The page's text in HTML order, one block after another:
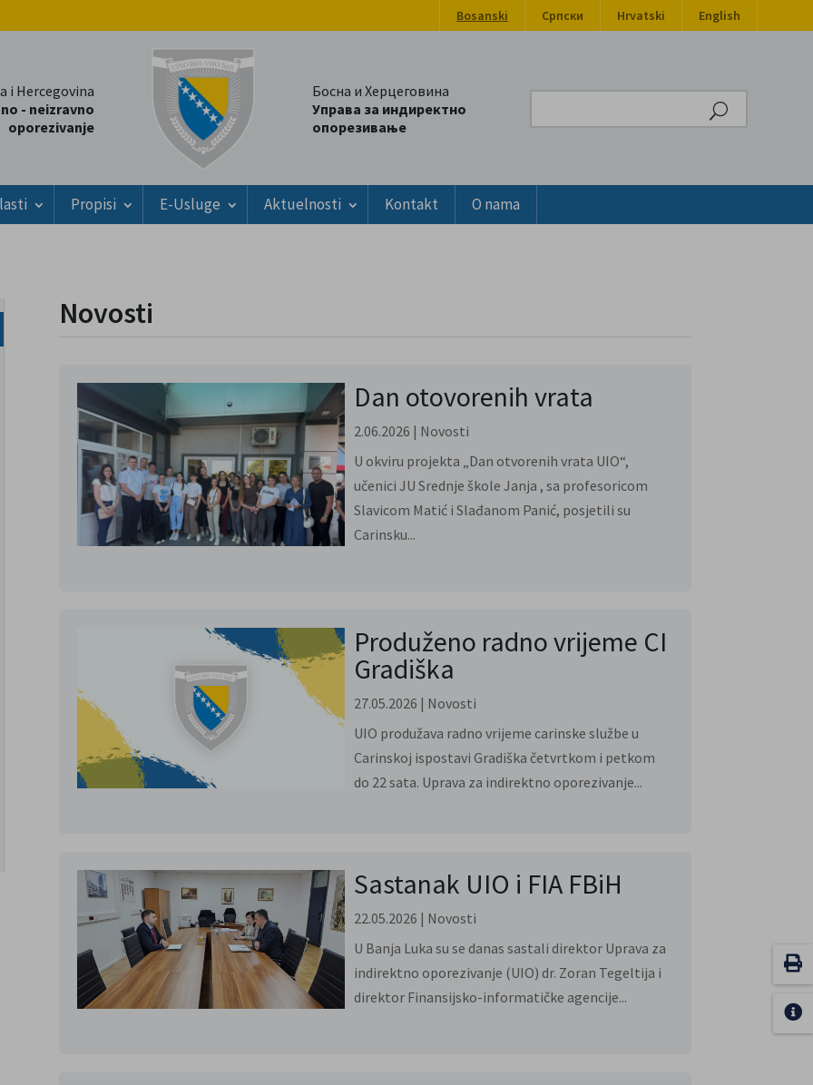
Bosanski Српски Hrvatski English
i Hercegovina
- neizravno
oporezivanje
Босна и Херцеговина
Управа за индиректно
опорезивање
Propisi E-Usluge Aktuelnosti Kontakt O nama
Novosti
Dan otovorenih vrata
2.06.2026 | Novosti
U okviru projekta „Dan otvorenih vrata UIO“,
učenici JU Srednje škole Janja , sa profesoricom
Slavicom Matić i Slađanom Panić, posjetili su
Carinsku...
Produženo radno vrijeme CI
Gradiška
27.05.2026 | Novosti
UIO produžava radno vrijeme carinske službe u
Carinskoj ispostavi Gradiška četvrtkom i petkom
do 22 sata. Uprava za indirektno oporezivanje...
Sastanak UIO i FIA FBiH
22.05.2026 | Novosti
U Banja Luka su se danas sastali direktor Uprava za
indirektno oporezivanje (UIO) dr. Zoran Tegeltija i
direktor Finansijsko-informatičke agencije...